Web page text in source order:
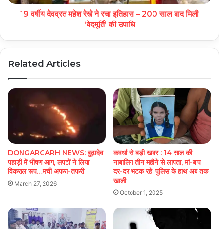
19 वर्षीय देवव्रत महेश रेखे ने रचा इतिहास – 200 साल बाद मिली
‘वेदमूर्ति’ की उपाधि
Related Articles
DONGARGARH NEWS: बुढ़ादेव
पहाड़ी में भीषण आग, लपटों ने लिया
विकराल रूप…मची अफरा-तफरी
March 27, 2026
कवर्धा से बड़ी खबर : 14 साल की
नाबालिग तीन महीने से लापता, मां-बाप
दर-दर भटक रहे, पुलिस के हाथ अब तक
खाली
October 1, 2025